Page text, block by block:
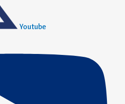
Youtube